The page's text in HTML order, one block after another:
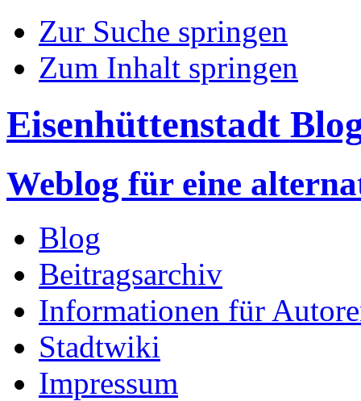
Zur Suche springen
Zum Inhalt springen
Eisenhüttenstadt
Weblog für eine
Blog
Beitragsarchiv
Informationen für
Stadtwiki
Impressum